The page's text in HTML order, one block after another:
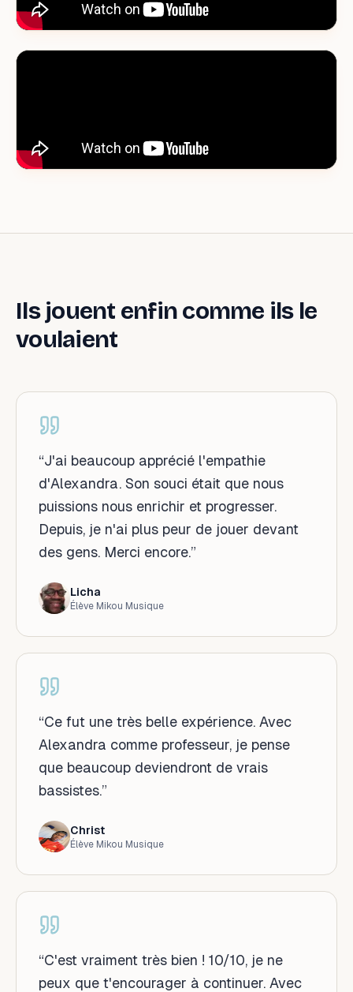
Ils jouent enfin comme ils le
voulaient
“J'ai beaucoup apprécié l'empathie
d'Alexandra. Son souci était que nous
puissions nous enrichir et progresser.
Depuis, je n'ai plus peur de jouer devant
des gens. Merci encore.”
Licha
Élève Mikou Musique
“Ce fut une très belle expérience. Avec
Alexandra comme professeur, je pense
que beaucoup deviendront de vrais
bassistes.”
Christ
Élève Mikou Musique
“C'est vraiment très bien ! 10/10, je ne
peux que t'encourager à continuer. Avec